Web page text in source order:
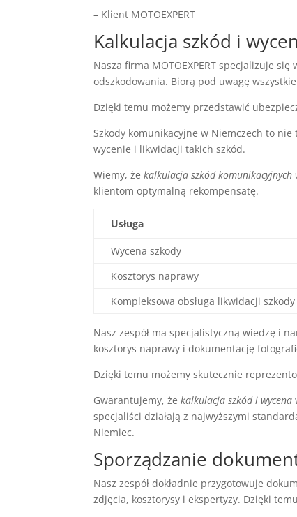
– Klient MOTOEXPERT
Kalkulacja szkód i
Nasza firma MOTOEXPERT specjalizuje
odszkodowania. Biorą pod uwagę
Dzięki temu możemy przedstawić
Szkody komunikacyjne w Niemczech to
wycenie i likwidacji takich szkód.
Wiemy, żekalkulacja szkód komunikacyjnych
klientom optymalną rekompensatę.
Usługa
Wycena szkody
Kosztorys naprawy
Kompleksowa obsługa likwidacji szkody
Nasz zespół ma specjalistyczną wiedzę i
kosztorys naprawy i dokumentację
Dzięki temu możemy skutecznie
Gwarantujemy, żekalkulacja szkód i wycena
specjaliści działają z najwyższymi
Niemiec.
Sporządzanie
Nasz zespół dokładnie przygotowuje
zdjęcia, kosztorysy i ekspertyzy. Dzięki